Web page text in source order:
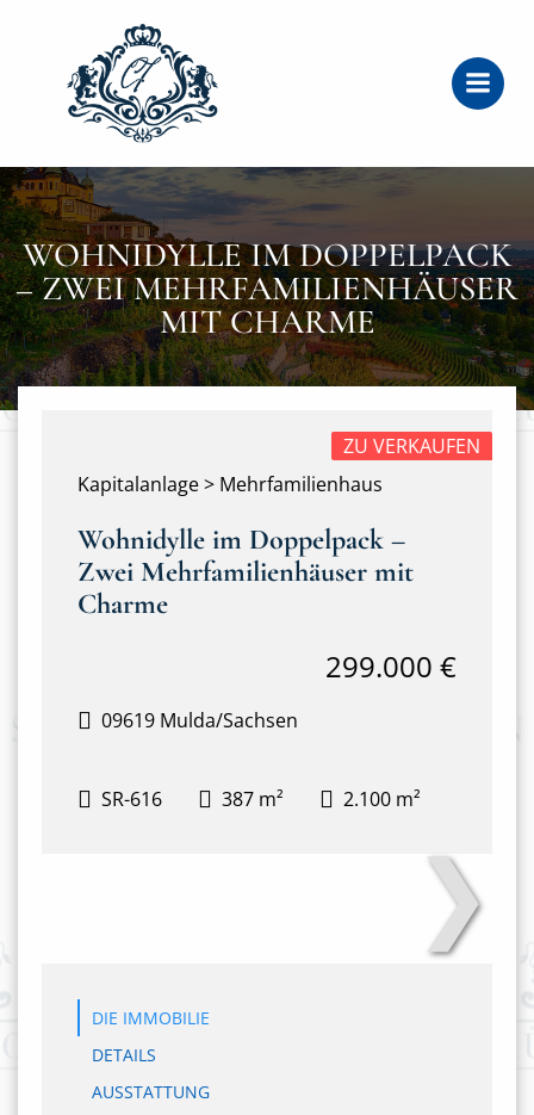
WOHNIDYLLE IM DOPPELPACK
– ZWEI MEHRFAMILIENHÄUSER
MIT CHARME
Kapitalanlage > Mehrfamilienhaus
ZU VERKAUFEN
Wohnidylle im Doppelpack –
Zwei Mehrfamilienhäuser mit
Charme
09619 Mulda/Sachsen
299.000 €
SR-616 387 m² 2.100 m²
❯
DIE IMMOBILIE
DETAILS
AUSSTATTUNG